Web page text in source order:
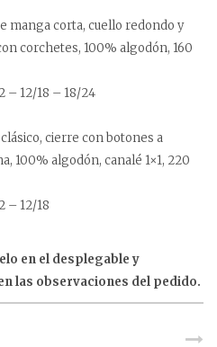
manga corta, cuello redondo y
corchetes, 100% algodón, 160
– 12/18 – 18/24
cierre con botones a
100% algodón, canalé 1×1, 220
– 12/18
en el desplegable y
las observaciones del pedido.